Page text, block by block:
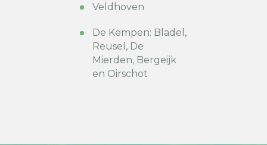
Veldhoven
De Kempen: Bladel,
Reusel, De
Mierden, Bergeijk
en Oirschot